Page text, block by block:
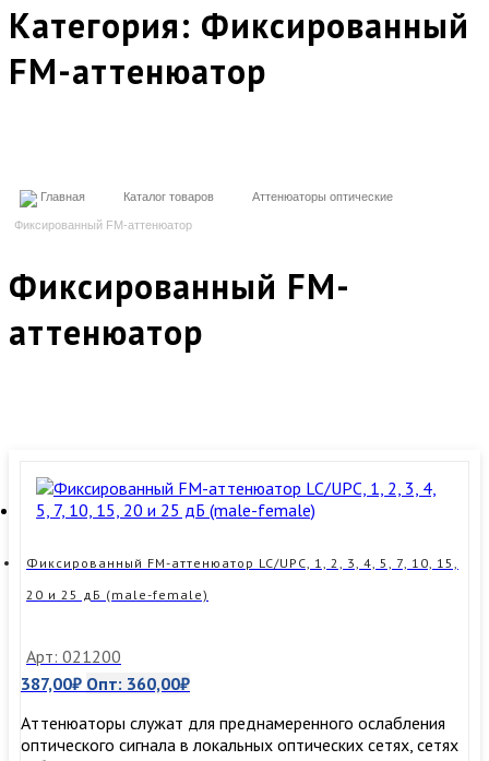
Категория: Фиксированный
FM-аттенюатор
Главная Каталог товаров Аттенюаторы оптические
Фиксированный FM-аттенюатор
Фиксированный FM-
аттенюатор
Фиксированный FM-аттенюатор LC/UPC, 1, 2, 3, 4, 5, 7, 10, 15,
20 и 25 дБ (male-female)
Арт: 021200
387,00₽ Опт: 360,00₽
Аттенюаторы служат для преднамеренного ослабления
оптического сигнала в локальных оптических сетях, сетях